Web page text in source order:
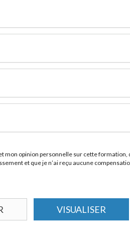
mon opinion personnelle sur cette formation,
et que je n’ai reçu aucune
VISUALISER